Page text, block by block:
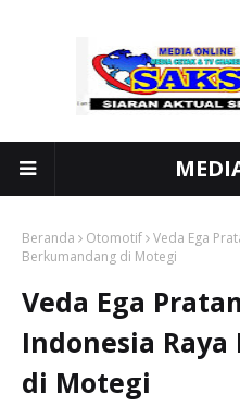
Beranda Otomotif Veda Ega
Berkumandang di Motegi
Veda Ega
Indonesia
di Motegi